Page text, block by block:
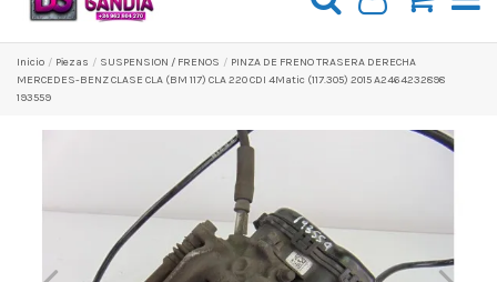
Inicio Pіezas SUSPENSION / FRENOS
PINZA DE FRENO TRASERA DERECHA
MERCEDES-BENZ CLASE CLA (BM 117) CLA 220 CDI 4Matic (117.305) 2015 A2464232898
193559